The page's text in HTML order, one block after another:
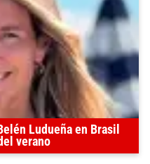
Ludueña en Brasil
verano